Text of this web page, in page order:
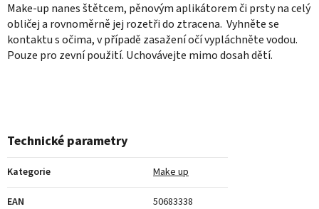
Make-up nanes štětcem, pěnovým aplikátorem či prsty na celý
obličej a rovnoměrně jej rozetři do ztracena. Vyhněte se
kontaktu s očima, v případě zasažení očí vypláchněte vodou.
Pouze pro zevní použití. Uchovávejte mimo dosah dětí.
Technické parametry
Kategorie Make up
EAN 50683338